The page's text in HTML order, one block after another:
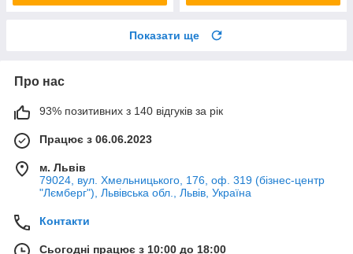
Показати ще
Про нас
93% позитивних з 140 відгуків за рік
Працює з 06.06.2023
м. Львів
79024, вул. Хмельницького, 176, оф. 319 (бізнес-центр
"Лємберг"), Львівська обл., Львів, Україна
Контакти
Сьогодні працює з 10:00 до 18:00